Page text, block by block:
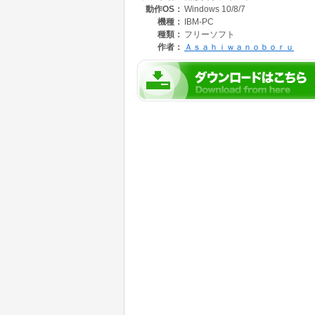
任は負いません。あらかじめ御了承して導入し
(5 )流形文字のダウンロード・サポートについ
http://blog.goo.ne.jp/asahiwanoboru
http://www.geocities.jp/westside_point/
動作OS： Windows 10/8/7
機種：
IBM-PC
種類： フリーソフト
作者：
Ａｓａｈｉｗａｎｏｂｏｒｕ